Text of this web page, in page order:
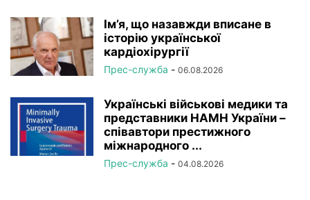
Ім’я, що назавжди вписане в
історію української
кардіохірургії
Прес-служба - 06.08.2026
Українські військові медики та
представники НАМН України –
співавтори престижного
міжнародного ...
Прес-служба - 04.08.2026